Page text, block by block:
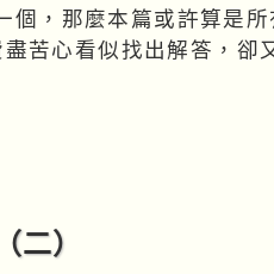
，那麼本篇或許算是所
苦心看似找出解答，卻
二）